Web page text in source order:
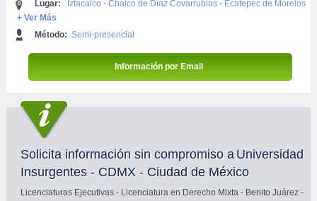
Lugar:
Iztacalco - Chalco de Díaz Covarrubias- Ecatepec de Morelos
+ Ver Más
Método: Semi-presencial
Información por Email
Solicita información sin compromiso a Universidad
Insurgentes - CDMX - Ciudad de México
Licenciaturas Ejecutivas - Licenciatura en Derecho Mixta - Benito Juárez -